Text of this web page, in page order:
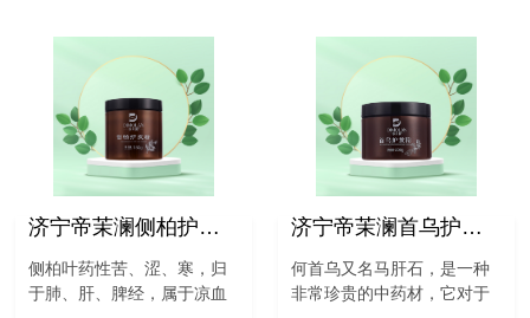
济宁帝茉澜侧柏护发粉
侧柏叶药性苦、涩、寒，归
于肺、肝、脾经，属于凉血
济宁帝茉澜首乌护发粉
何首乌又名马肝石，是一种
非常珍贵的中药材，它对于